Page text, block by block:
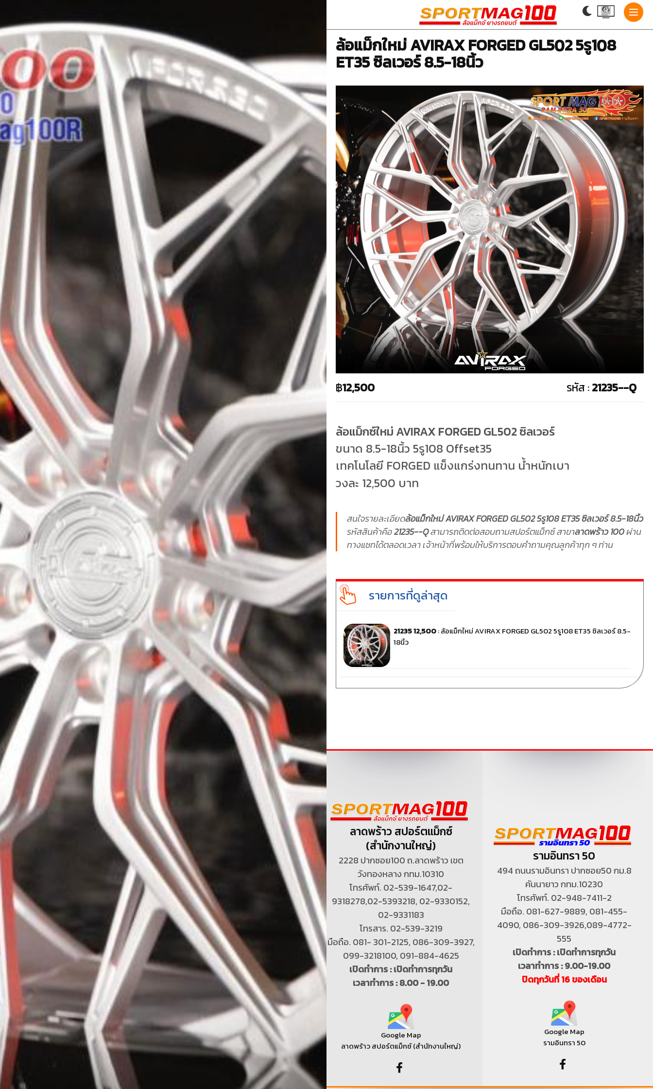
ล้อแม็กใหม่ AVIRAX FORGED GL502 5รู108
ET35 ซิลเวอร์ 8.5-18นิ้ว
฿12,500 รหัส :21235--Q
ล้อแม็กซ์ใหม่ AVIRAX FORGED GL502 ซิลเวอร์
ขนาด 8.5-18นิ้ว 5รู108 Offset35
เทคโนโลยี FORGED แข็งแกร่งทนทาน น้ำหนักเบา
วงละ 12,500 บาท
สนใจรายละเอียดล้อแม็กใหม่ AVIRAX FORGED GL502 5รู108 ET35 ซิลเวอร์ 8.5-18นิ้ว
รหัสสินค้าคือ21235--Qสามารถติดต่อสอบถามสปอร์ตแม็กซ์ สาขาลาดพร้าว 100ผ่าน
ทางแชทได้ตลอดเวลา เจ้าหน้าที่พร้อมให้บริการตอบคำถามคุณลูกค้าทุก ๆ ท่าน
รายการที่ดูล่าสุด
21235 12,500: ล้อแม็กใหม่ AVIRAX FORGED GL502 5รู108 ET35 ซิลเวอร์ 8.5-
18นิ้ว
ลาดพร้าว สปอร์ตแม็กซ์
(สำนักงานใหญ่)
2228 ปากซอย100 ถ.ลาดพร้าว เขต
วังทองหลาง กทม.10310
โทรศัพท์. 02-539-1647,02-
9318278,02-5393218, 02-9330152,
02-9331183
โทรสาร. 02-539-3219
มือถือ. 081- 301-2125, 086-309-3927,
099-3218100, 091-884-4625
เปิดทำการ : เปิดทำการทุกวัน
เวลาทำการ : 8.00 - 19.00
Google Map
ลาดพร้าว สปอร์ตแม็กซ์ (สำนักงานใหญ่)
รามอินทรา 50
494 ถนนรามอินทรา ปากซอย50 กม.8
คันนายาว กทม.10230
โทรศัพท์. 02-948-7411-2
มือถือ. 081-627-9889, 081-455-
4090, 086-309-3926,089-4772-
555
เปิดทำการ : เปิดทำการทุกวัน
เวลาทำการ : 9.00-19.00
ปิดทุกวันที่ 16 ของเดือน
Google Map
รามอินทรา 50